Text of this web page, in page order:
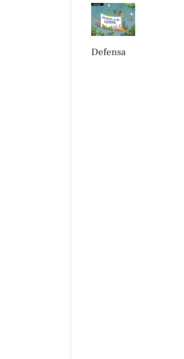
Defensa